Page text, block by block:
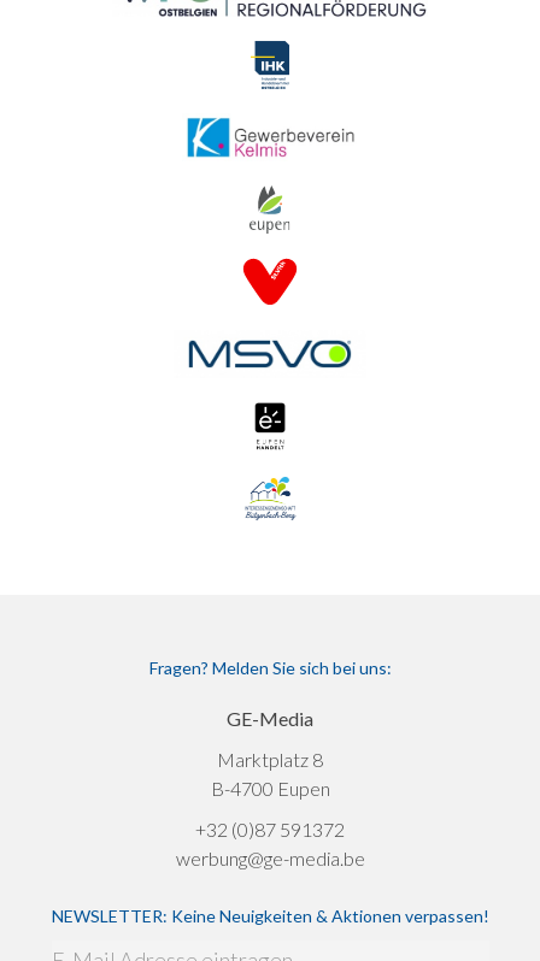
Fragen? Melden Sie sich bei uns:
GE-Media
Marktplatz 8
B-4700 Eupen
+32 (0)87 591372
werbung@ge-media.be
NEWSLETTER: Keine Neuigkeiten & Aktionen verpassen!